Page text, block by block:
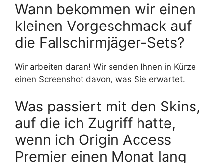
Wann bekommen wir einen
kleinen Vorgeschmack auf
die Fallschirmjäger-Sets?
Wir arbeiten daran! Wir senden Ihnen in Kürze
einen Screenshot davon, was Sie erwartet.
Was passiert mit den Skins,
auf die ich Zugriff hatte,
wenn ich Origin Access
Premier einen Monat lang